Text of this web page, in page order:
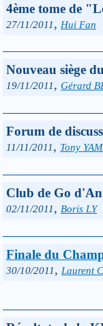
4ème tome de
27/11/2011, Hui Fan
Nouveau siège
19/11/2011, Gérard
Forum de
11/11/2011, Tony
Club de Go
02/11/2011, Boris LY
Finale du
30/10/2011, Laurent